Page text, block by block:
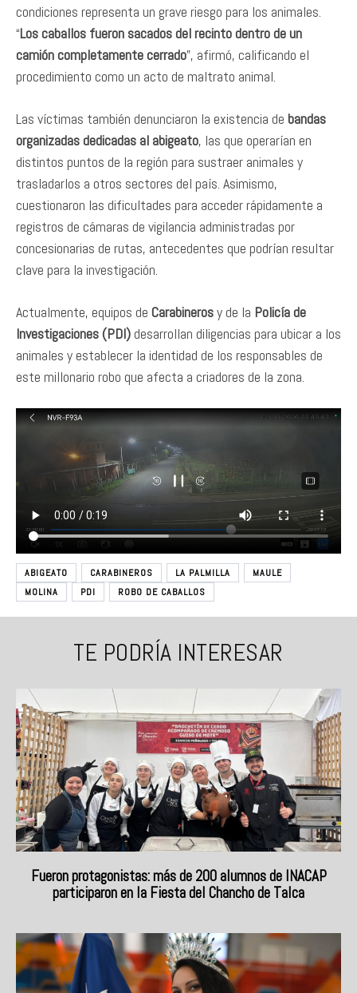
condiciones representa un grave riesgo para los animales.
“Los caballos fueron sacados del recinto dentro de un
camión completamente cerrado”, afirmó, calificando el
procedimiento como un acto de maltrato animal.
Las víctimas también denunciaron la existencia de bandas
organizadas dedicadas al abigeato, las que operarían en
distintos puntos de la región para sustraer animales y
trasladarlos a otros sectores del país. Asimismo,
cuestionaron las dificultades para acceder rápidamente a
registros de cámaras de vigilancia administradas por
concesionarias de rutas, antecedentes que podrían resultar
clave para la investigación.
Actualmente, equipos de Carabinerosy de la Policía de
Investigaciones (PDI)desarrollan diligencias para ubicar a los
animales y establecer la identidad de los responsables de
este millonario robo que afecta a criadores de la zona.
ABIGEATO CARABINEROS LA PALMILLA
MAULE
MOLINA
PDI ROBO DE CABALLOS
TE PODRÍA INTERESAR
Fueron protagonistas: más de 200 alumnos de INACAP
participaron en la Fiesta del Chancho de Talca